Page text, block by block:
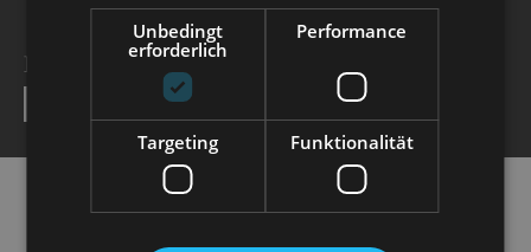
NEWSLETTER
Unbedingt
erforderlich
Performance
Targeting Funktionalität